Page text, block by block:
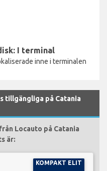
I terminal
inne i terminalen
tillgängliga på Catania
Locauto på Catania
är:
KOMPAKT ELIT